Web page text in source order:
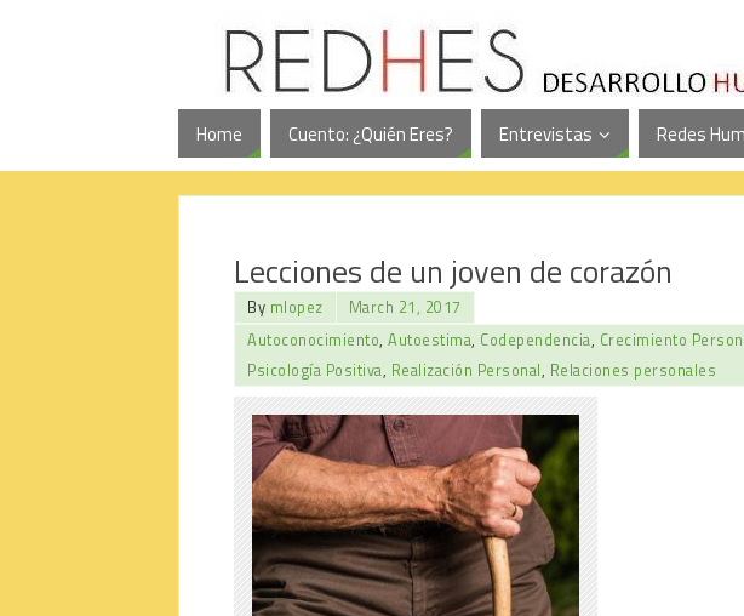
Home Cuento: ¿Quién Eres? Entrevistas Redes
Lecciones de un joven de corazón
By mlopez
March 21, 2017
Autoconocimiento, Autoestima, Codependencia, Crecimiento
Psicología Positiva, Realización Personal, Relaciones personales